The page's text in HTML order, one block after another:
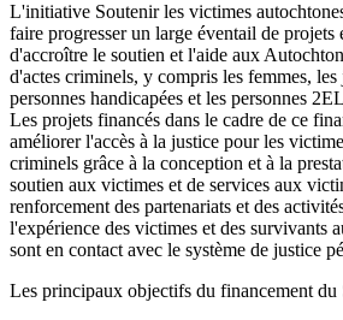
L'initiative Soutenir les victimes
faire progresser un large éventail de projets
d'accroître le soutien et l'aide aux
d'actes criminels, y compris les femmes, les
personnes handicapées et les personnes
Les projets financés dans le cadre de ce
améliorer l'accès à la justice pour les
criminels grâce à la conception et à la
soutien aux victimes et de services aux
renforcement des partenariats et des
l'expérience des victimes et des survivants
sont en contact avec le système de justice
Les principaux objectifs du financement